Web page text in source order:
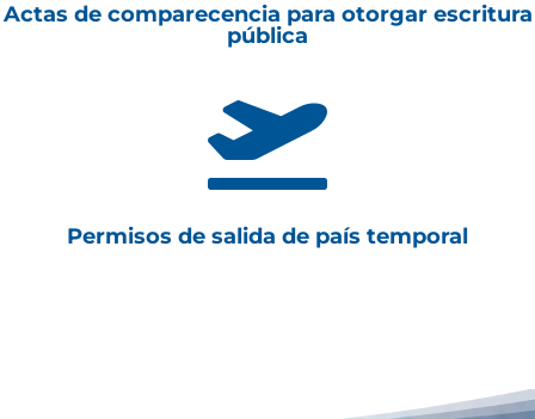
Actas de comparecencia para otorgar escritura
pública

Permisos de salida de país temporal